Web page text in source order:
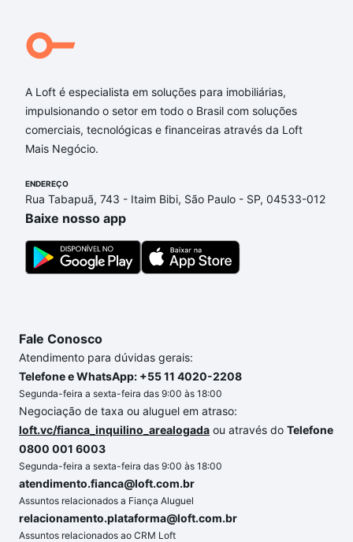
Jardim Ibirapuera, Campinas, SP?
Imóveis com 1 banheiro à venda em Jardim
Ibirapuera, Campinas, SP que custam a partir de R$
0 e com nossas opções de financiamento imobiliário
as parcelas podem se adequar ao seu orçamento.
no processo de compra, veja em nosso portal
quanto custa comprar um apartamento e conte com
a gente para comprar o imóvel dos seus sonhos
com segurança e conforto. Loft, com você até as
chaves.
A Loft é especialista em soluções para imobiliárias,
impulsionando o setor em todo o Brasil com soluções
comerciais, tecnológicas e financeiras através da Loft
Mais Negócio.
ENDEREÇO
Rua Tabapuã, 743 - Itaim Bibi, São Paulo - SP, 04533-012
Baixe nosso app
Fale Conosco
Atendimento para dúvidas gerais:
Telefone e WhatsApp: +55 11 4020-2208
Segunda-feira a sexta-feira das 9:00 às 18:00
Negociação de taxa ou aluguel em atraso:
loft.vc/fianca_inquilino_arealogada ou através do Telefone
0800 001 6003
Segunda-feira a sexta-feira das 9:00 às 18:00
atendimento.fianca@loft.com.br
Assuntos relacionados a Fiança Aluguel
relacionamento.plataforma@loft.com.br
Assuntos relacionados ao CRM Loft